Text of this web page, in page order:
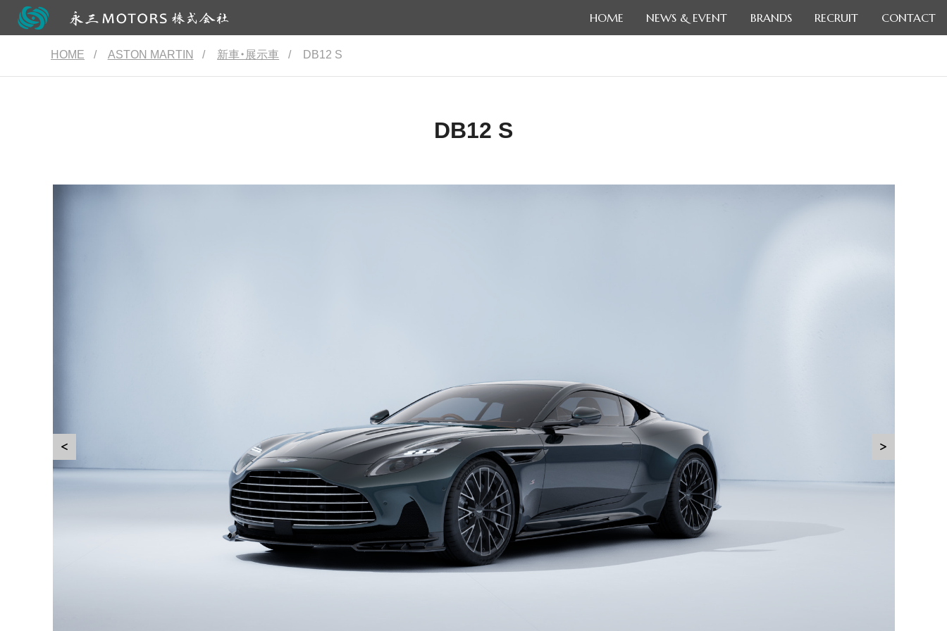
HOME NEWS & EVENT BRANDS RECRUIT CONTACT
HOME / ASTON MARTIN / 新車・展示車 / DB12 S
DB12 S